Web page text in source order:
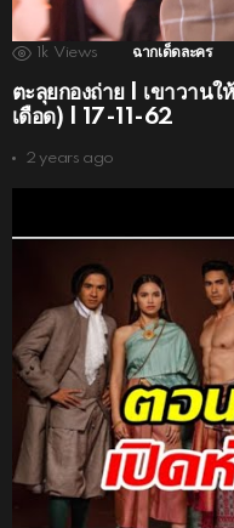
1k Views ฉากเด็ดละคร
ตะลุยกองถ่าย | เขาวาน
เดือด) | 17-11-62
2 years ago